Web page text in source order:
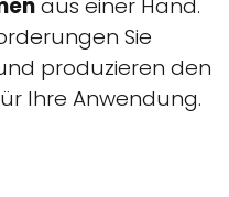
aus einer Hand.
Sie
produzieren den
Ihre Anwendung.